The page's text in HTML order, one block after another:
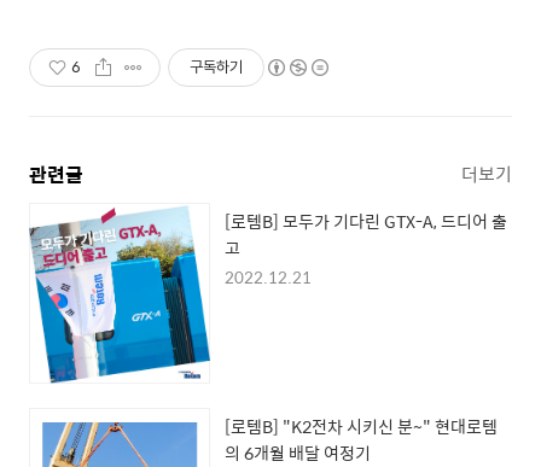
6 구독하기
관련글 더보기
[로템B] 모두가 기다린 GTX-A, 드디어 출
고
2022.12.21
[로템B] "K2전차 시키신 분~" 현대로템
의 6개월 배달 여정기